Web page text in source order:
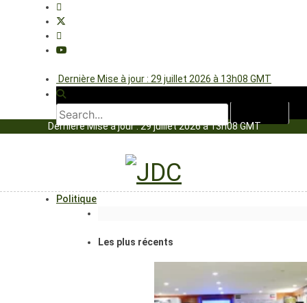
Dernière Mise à jour : 29 juillet 2026 à 13h08 GMT
Dernière Mise à jour : 29 juillet 2026 à 13h08 GMT
Politique
Les plus récents